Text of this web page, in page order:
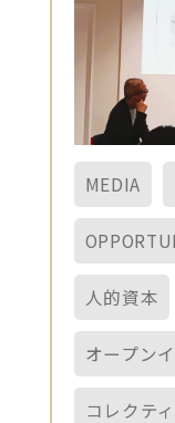
MEDIA
人的資本
オープン
コレクテ